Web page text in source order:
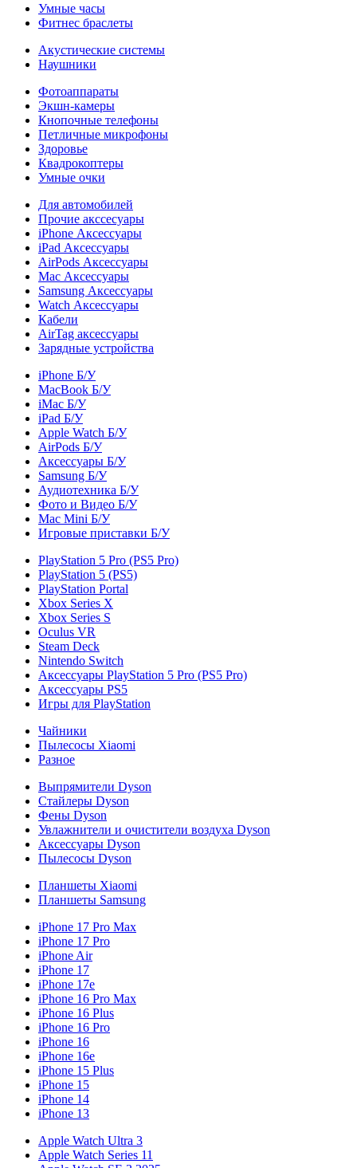
Умные часы
Фитнес браслеты
Акустические системы
Наушники
Фотоаппараты
Экшн-камеры
Кнопочные телефоны
Петличные микрофоны
Здоровье
Квадрокоптеры
Умные очки
Для автомобилей
Прочие акссесуары
iPhone Аксессуары
iPad Аксессуары
AirPods Аксессуары
Mac Аксессуары
Samsung Аксессуары
Watch Аксессуары
Кабели
AirTag аксессуары
Зарядные устройства
iPhone Б/У
MacBook Б/У
iMac Б/У
iPad Б/У
Apple Watch Б/У
AirPods Б/У
Аксессуары Б/У
Samsung Б/У
Аудиотехника Б/У
Фото и Видео Б/У
Mac Mini Б/У
Игровые приставки Б/У
PlayStation 5 Pro (PS5 Pro)
PlayStation 5 (PS5)
PlayStation Portal
Xbox Series X
Xbox Series S
Oculus VR
Steam Deck
Nintendo Switch
Аксессуары PlayStation 5 Pro (PS5 Pro)
Аксессуары PS5
Игры для PlayStation
Чайники
Пылесосы Xiaomi
Разное
Выпрямители Dyson
Стайлеры Dyson
Фены Dyson
Увлажнители и очистители воздуха Dyson
Аксессуары Dyson
Пылесосы Dyson
Планшеты Xiaomi
Планшеты Samsung
iPhone 17 Pro Max
iPhone 17 Pro
iPhone Air
iPhone 17
iPhone 17e
iPhone 16 Pro Max
iPhone 16 Plus
iPhone 16 Pro
iPhone 16
iPhone 16e
iPhone 15 Plus
iPhone 15
iPhone 14
iPhone 13
Apple Watch Ultra 3
Apple Watch Series 11